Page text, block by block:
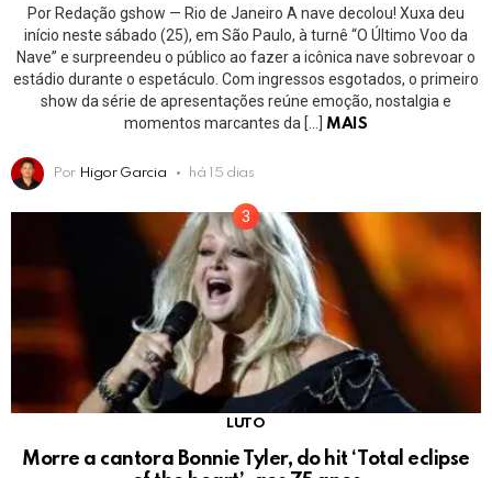
Por Redação gshow — Rio de Janeiro A nave decolou! Xuxa deu
início neste sábado (25), em São Paulo, à turnê “O Último Voo da
Nave” e surpreendeu o público ao fazer a icônica nave sobrevoar o
estádio durante o espetáculo. Com ingressos esgotados, o primeiro
show da série de apresentações reúne emoção, nostalgia e
momentos marcantes da […]
MAIS
Por Higor Garcia há 15 dias
LUTO
Morre a cantora Bonnie Tyler, do hit ‘Total eclipse